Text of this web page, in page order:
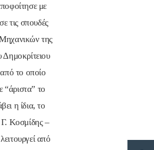
με
τις σπουδές
της
το οποίο
“άριστα” το
η ίδια, το
Γ. Κοσμίδης –
από